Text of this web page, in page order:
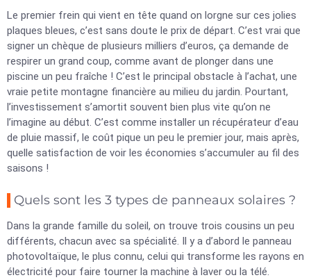
Le premier frein qui vient en tête quand on lorgne sur ces jolies
plaques bleues, c’est sans doute le prix de départ. C’est vrai que
signer un chèque de plusieurs milliers d’euros, ça demande de
respirer un grand coup, comme avant de plonger dans une
piscine un peu fraîche ! C’est le principal obstacle à l’achat, une
vraie petite montagne financière au milieu du jardin. Pourtant,
l’investissement s’amortit souvent bien plus vite qu’on ne
l’imagine au début. C’est comme installer un récupérateur d’eau
de pluie massif, le coût pique un peu le premier jour, mais après,
quelle satisfaction de voir les économies s’accumuler au fil des
saisons !
Quels sont les 3 types de panneaux solaires ?
Dans la grande famille du soleil, on trouve trois cousins un peu
différents, chacun avec sa spécialité. Il y a d’abord le panneau
photovoltaïque, le plus connu, celui qui transforme les rayons en
électricité pour faire tourner la machine à laver ou la télé.